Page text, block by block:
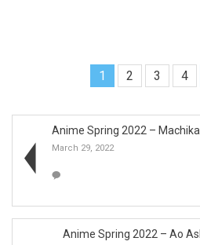
1 2 3 4
Anime Spring 2022 –
March 29, 2022
Anime Spring 2022 – Ao